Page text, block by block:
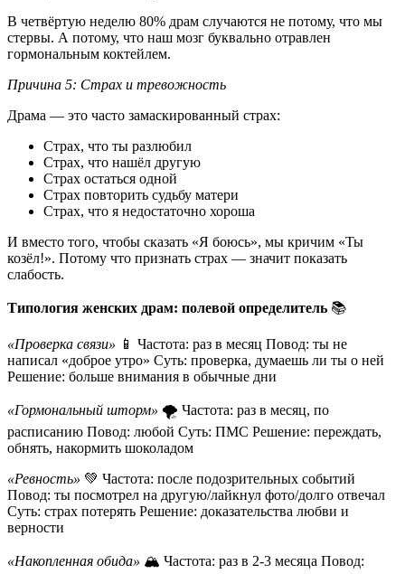
В четвёртую неделю 80% драм случаются не потому, что мы
стервы. А потому, что наш мозг буквально отравлен
гормональным коктейлем.
Причина 5: Страх и тревожность
Драма — это часто замаскированный страх:
Страх, что ты разлюбил
Страх, что нашёл другую
Страх остаться одной
Страх повторить судьбу матери
Страх, что я недостаточно хороша
И вместо того, чтобы сказать «Я боюсь», мы кричим «Ты
козёл!». Потому что признать страх — значит показать
слабость.
Типология женских драм: полевой определитель 📚
«Проверка связи» 📱 Частота: раз в месяц Повод: ты не
написал «доброе утро» Суть: проверка, думаешь ли ты о ней
Решение: больше внимания в обычные дни
«Гормональный шторм» 🌪️ Частота: раз в месяц, по
расписанию Повод: любой Суть: ПМС Решение: переждать,
обнять, накормить шоколадом
«Ревность» 💚 Частота: после подозрительных событий
Повод: ты посмотрел на другую/лайкнул фото/долго отвечал
Суть: страх потерять Решение: доказательства любви и
верности
«Накопленная обида» 🏔️ Частота: раз в 2-3 месяца Повод: